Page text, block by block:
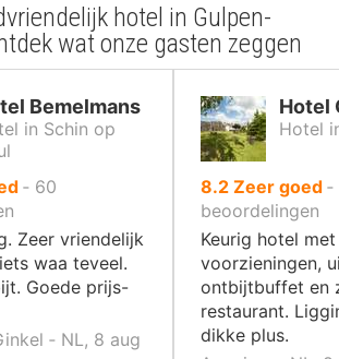
hotel in Gulpen-
wat onze gasten zeggen
Bemelmans
in Schin op
‐ 60
Zeer vriendelijk
waa teveel.
Goede prijs-
‐ NL, 8 aug
Hotel
Hotel
8.2uit
10
,
Zeer goed ‐
beoordelingen
Keurig hotel
voorzieningen,
ontbijtbuffet en
restaurant.
dikke plus.